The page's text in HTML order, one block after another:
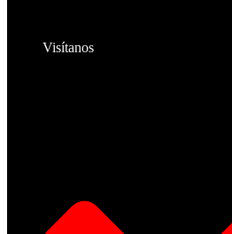
Visítanos